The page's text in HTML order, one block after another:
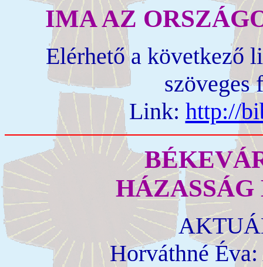
IMA AZ
Elérhető a következő
szöveges
Link: http://
HÁZASSÁG
Horváthné Éva: